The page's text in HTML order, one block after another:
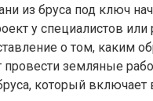
из бруса под ключ
у специалистов или
о том, каким
провести земляные
который включает